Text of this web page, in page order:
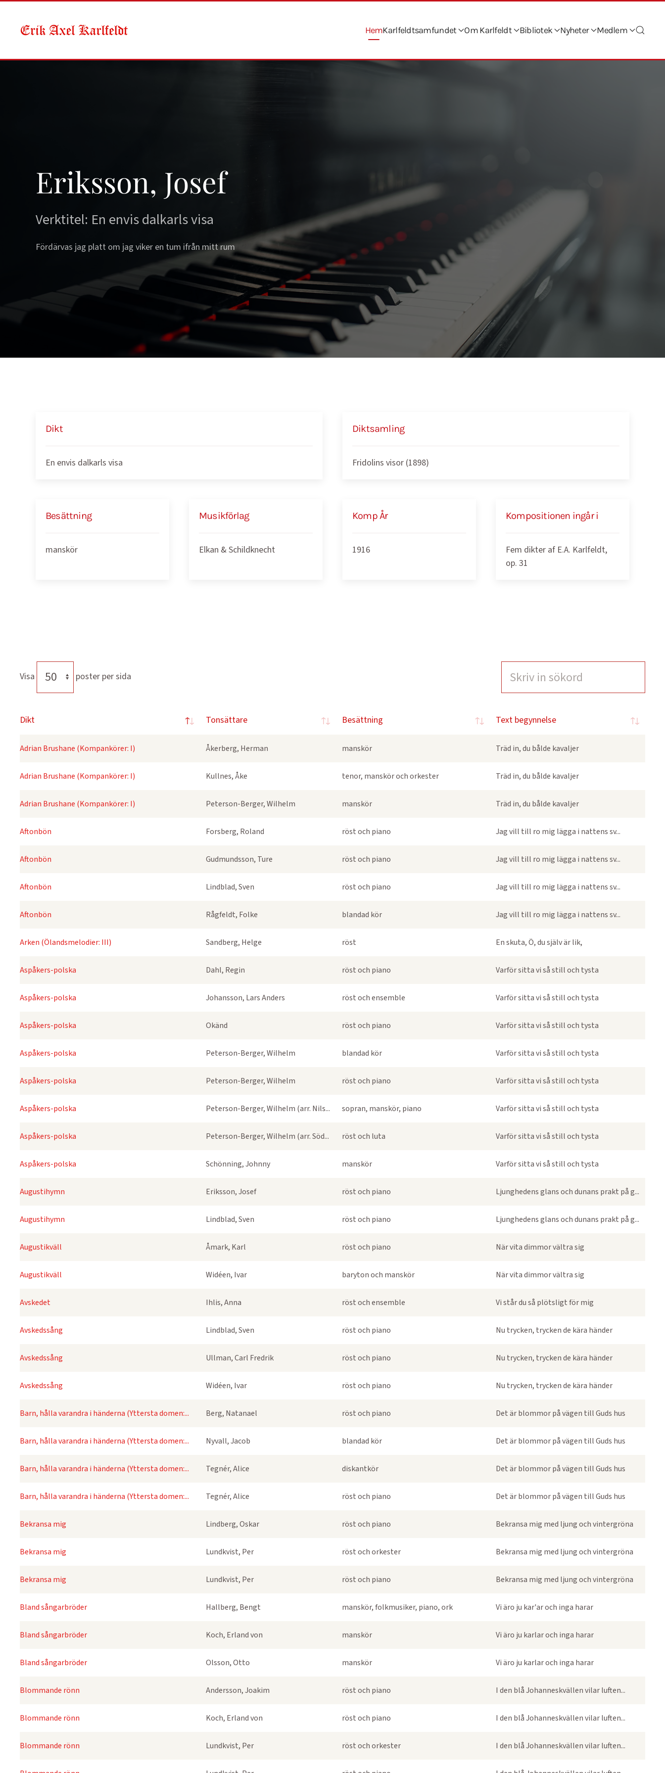
Skip to main content HemKarlfeldtsamfundet Om Karlfeldt Bibliotek Nyheter Medlem
Eriksson, Josef
Verktitel: En envis dalkarls visa
Fördärvas jag platt om jag viker en tum ifrån mitt rum
Dikt
En envis dalkarls visa
Diktsamling
Fridolins visor (1898)
Besättning
manskör
Musikförlag
Elkan & Schildknecht
Komp År
1916
Kompositionen ingår i
Fem dikter af E.A. Karlfeldt,
op. 31
Visa poster per sida
Dikt Tonsättare Besättning Text begynnelse
Adrian Brushane (Kompankörer: I) Åkerberg, Herman manskör Träd in, du bålde kavaljer
Adrian Brushane (Kompankörer: I) Kullnes, Åke tenor, manskör och orkester Träd in, du bålde kavaljer
Adrian Brushane (Kompankörer: I) Peterson-Berger, Wilhelm manskör Träd in, du bålde kavaljer
Aftonbön Forsberg, Roland röst och piano Jag vill till ro mig lägga i nattens sv...
Aftonbön Gudmundsson, Ture röst och piano Jag vill till ro mig lägga i nattens sv...
Aftonbön Lindblad, Sven röst och piano Jag vill till ro mig lägga i nattens sv...
Aftonbön Rågfeldt, Folke blandad kör Jag vill till ro mig lägga i nattens sv...
Arken (Ölandsmelodier: III) Sandberg, Helge röst En skuta, Ö, du själv är lik,
Aspåkers-polska Dahl, Regin röst och piano Varför sitta vi så still och tysta
Aspåkers-polska Johansson, Lars Anders röst och ensemble Varför sitta vi så still och tysta
Aspåkers-polska Okänd röst och piano Varför sitta vi så still och tysta
Aspåkers-polska Peterson-Berger, Wilhelm blandad kör Varför sitta vi så still och tysta
Aspåkers-polska Peterson-Berger, Wilhelm röst och piano Varför sitta vi så still och tysta
Aspåkers-polska Peterson-Berger, Wilhelm (arr. Nils... sopran, manskör, piano Varför sitta vi så still och tysta
Aspåkers-polska Peterson-Berger, Wilhelm (arr. Söd... röst och luta Varför sitta vi så still och tysta
Aspåkers-polska Schönning, Johnny manskör Varför sitta vi så still och tysta
Augustihymn Eriksson, Josef röst och piano Ljunghedens glans och dunans prakt på g...
Augustihymn Lindblad, Sven röst och piano Ljunghedens glans och dunans prakt på g...
Augustikväll Åmark, Karl röst och piano När vita dimmor vältra sig
Augustikväll Widéen, Ivar baryton och manskör När vita dimmor vältra sig
Avskedet Ihlis, Anna röst och ensemble Vi står du så plötsligt för mig
Avskedssång Lindblad, Sven röst och piano Nu trycken, trycken de kära händer
Avskedssång Ullman, Carl Fredrik röst och piano Nu trycken, trycken de kära händer
Avskedssång Widéen, Ivar röst och piano Nu trycken, trycken de kära händer
Barn, hålla varandra i händerna (Yttersta domen:... Berg, Natanael röst och piano Det är blommor på vägen till Guds hus
Barn, hålla varandra i händerna (Yttersta domen:... Nyvall, Jacob blandad kör Det är blommor på vägen till Guds hus
Barn, hålla varandra i händerna (Yttersta domen:... Tegnér, Alice diskantkör Det är blommor på vägen till Guds hus
Barn, hålla varandra i händerna (Yttersta domen:... Tegnér, Alice röst och piano Det är blommor på vägen till Guds hus
Bekransa mig Lindberg, Oskar röst och piano Bekransa mig med ljung och vintergröna
Bekransa mig Lundkvist, Per röst och orkester Bekransa mig med ljung och vintergröna
Bekransa mig Lundkvist, Per röst och piano Bekransa mig med ljung och vintergröna
Bland sångarbröder Hallberg, Bengt manskör, folkmusiker, piano, ork Vi äro ju kar'ar och inga harar
Bland sångarbröder Koch, Erland von manskör Vi äro ju karlar och inga harar
Bland sångarbröder Olsson, Otto manskör Vi äro ju karlar och inga harar
Blommande rönn Andersson, Joakim röst och piano I den blå Johanneskvällen vilar luften...
Blommande rönn Koch, Erland von röst och piano I den blå Johanneskvällen vilar luften...
Blommande rönn Lundkvist, Per röst och orkester I den blå Johanneskvällen vilar luften...